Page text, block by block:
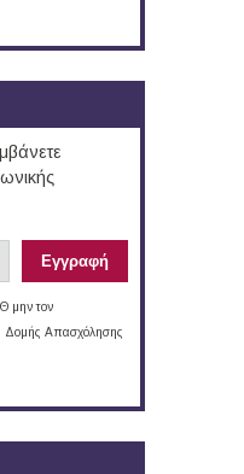
μην τον
Δομής Απασχόλησης